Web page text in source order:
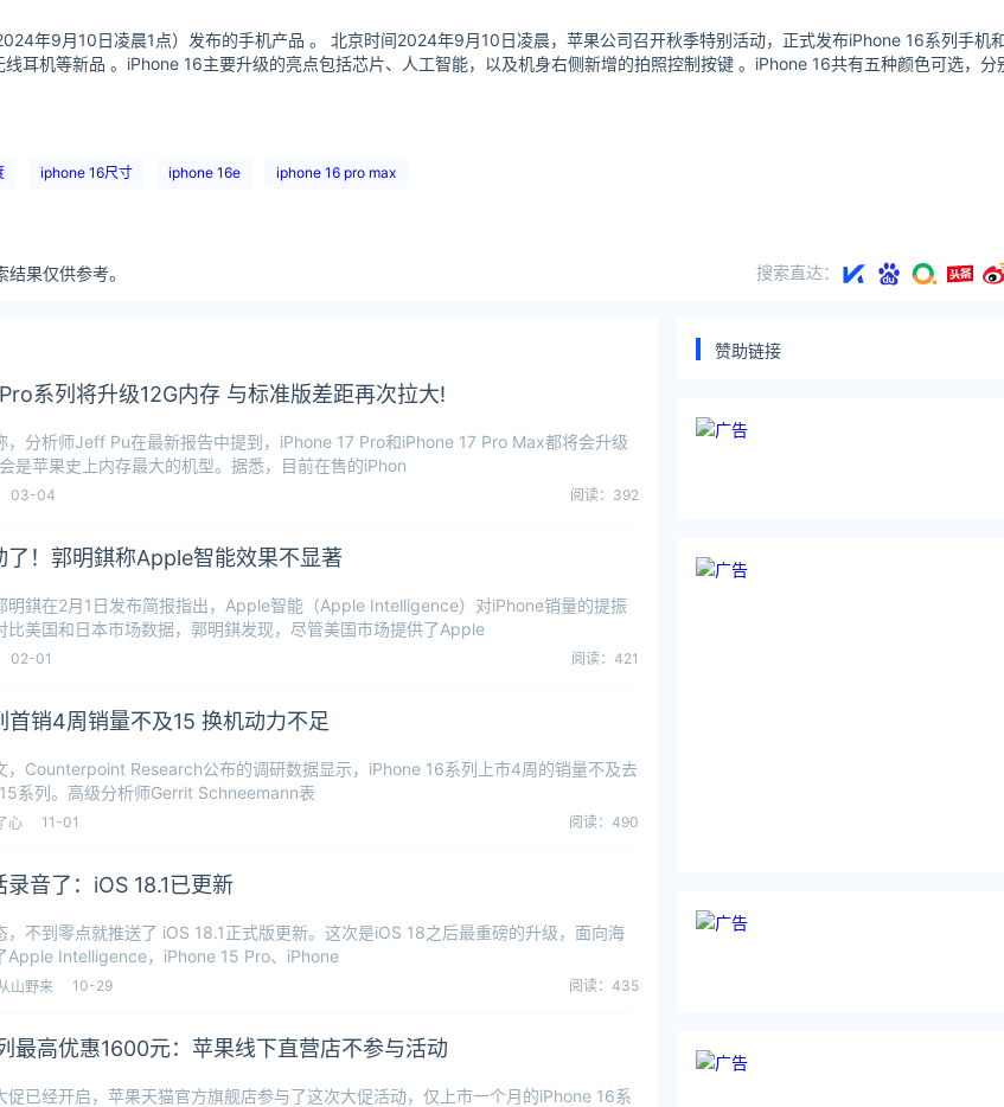
年9月10日凌晨1点）发布的手机产品 。 北京时间2024年9月10日凌晨，苹果公司召开秋季特别活动，正式发布iPhone 16系列手机
耳机等新品 。iPhone 16主要升级的亮点包括芯片、人工智能，以及机身右侧新增的拍照控制按键 。iPhone 16共有五种颜色可选，分
iphone 16尺寸 iphone 16e iphone 16 pro max
果仅供参考。 搜索直达：
系列将升级12G内存 与标准版差距再次拉大!
，分析师Jeff Pu在最新报告中提到，iPhone 17 Pro和iPhone 17 Pro Max都将会升级
是苹果史上内存最大的机型。据悉，目前在售的iPhon
03-04 阅读：392
了！郭明錤称Apple智能效果不显著
明錤在2月1日发布简报指出，Apple智能（Apple Intelligence）对iPhone销量的提振
比美国和日本市场数据，郭明錤发现，尽管美国市场提供了Apple
02-01 阅读：421
首销4周销量不及15 换机动力不足
，Counterpoint Research公布的调研数据显示，iPhone 16系列上市4周的销量不及去
系列。高级分析师Gerrit Schneemann表
心 11-01 阅读：490
音了：iOS 18.1已更新
，不到零点就推送了 iOS 18.1正式版更新。这次是iOS 18之后最重磅的升级，面向海
Apple Intelligence，iPhone 15 Pro、iPhone
山野来 10-29 阅读：435
最高优惠1600元：苹果线下直营店不参与活动
促已经开启，苹果天猫官方旗舰店参与了这次大促活动，仅上市一个月的iPhone 16系
赞助链接